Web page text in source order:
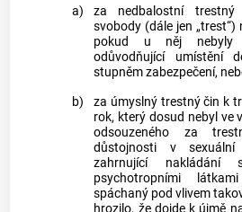
a)
za nedbalostní trestný
svobody (dále jen „trest“)
pokud u něj nebyly
odůvodňující umístění
stupněm zabezpečení,
b)
za úmyslný trestný čin k
rok, který dosud nebyl ve
odsouzeného za
důstojnosti v
zahrnující nakládání
psychotropními
spáchaný pod vlivem
hrozilo, že dojde k újmě